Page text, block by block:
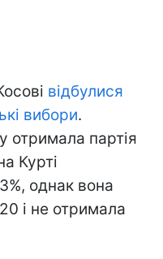
відбулися
вибори.
отримала партія
Курті
однак вона
і не отримала